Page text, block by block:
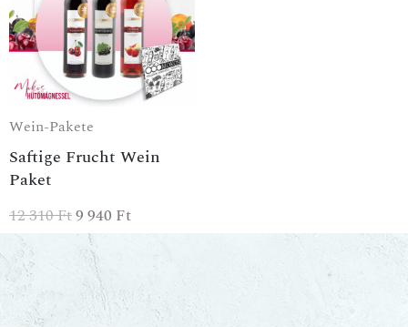
Wein-Pakete
Saftige Frucht Wein
Paket
12 310Ft9 940 Ft